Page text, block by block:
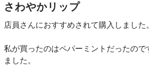
さわやかリップ
店員さんにおすすめされて購入しました。
私が買ったのはペパーミントだったの
ました。